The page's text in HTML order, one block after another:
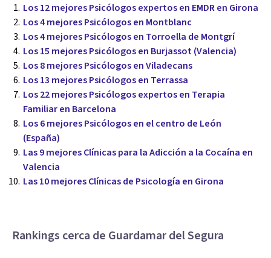
Los 12 mejores Psicólogos expertos en EMDR en Girona
Los 4 mejores Psicólogos en Montblanc
Los 4 mejores Psicólogos en Torroella de Montgrí
Los 15 mejores Psicólogos en Burjassot (Valencia)
Los 8 mejores Psicólogos en Viladecans
Los 13 mejores Psicólogos en Terrassa
Los 22 mejores Psicólogos expertos en Terapia
Familiar en Barcelona
Los 6 mejores Psicólogos en el centro de León
(España)
Las 9 mejores Clínicas para la Adicción a la Cocaína en
Valencia
Las 10 mejores Clínicas de Psicología en Girona
Rankings cerca de Guardamar del Segura